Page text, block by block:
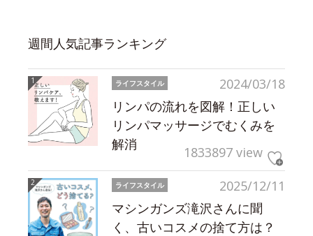
週間人気記事ランキング
2024/03/18
ライフスタイル
リンパの流れを図解！正しい
リンパマッサージでむくみを
解消
1833897 view
2025/12/11
ライフスタイル
マシンガンズ滝沢さんに聞
く、古いコスメの捨て方は？